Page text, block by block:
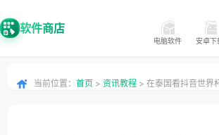
软件商店
电脑软件 安卓下
当前位置： 首页 > 资讯教程 > 在泰国看抖音世界